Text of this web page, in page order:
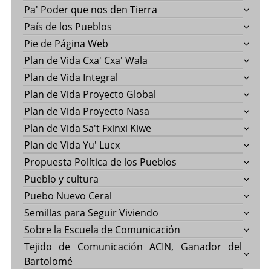
Pa' Poder que nos den Tierra
País de los Pueblos
Pie de Página Web
Plan de Vida Cxa' Cxa' Wala
Plan de Vida Integral
Plan de Vida Proyecto Global
Plan de Vida Proyecto Nasa
Plan de Vida Sa't Fxinxi Kiwe
Plan de Vida Yu' Lucx
Propuesta Política de los Pueblos
Pueblo y cultura
Puebo Nuevo Ceral
Semillas para Seguir Viviendo
Sobre la Escuela de Comunicación
Tejido de Comunicación ACIN, Ganador del
Bartolomé